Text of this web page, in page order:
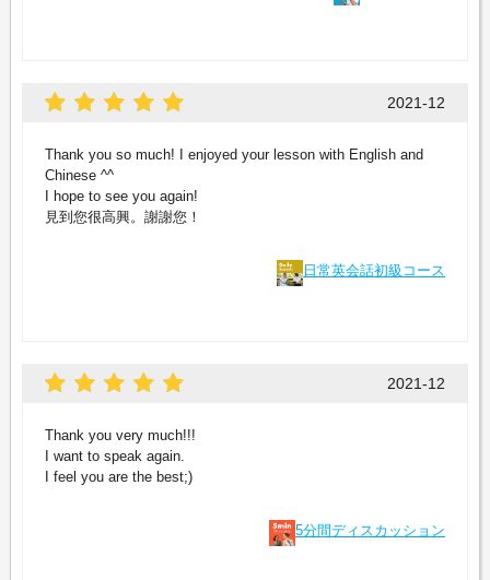
2021-12
Thank you so much! I enjoyed your lesson with English and
Chinese ^^
I hope to see you again!
見到您很高興。謝謝您！
日常英会話初級コース
2021-12
Thank you very much!!!
I want to speak again.
I feel you are the best;)
5分間ディスカッション